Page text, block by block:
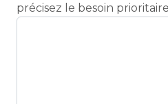
précisez le besoin